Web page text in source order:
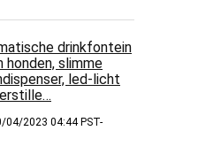
drinkfontein
slimme
led-licht
04/2023 04:44 PST-